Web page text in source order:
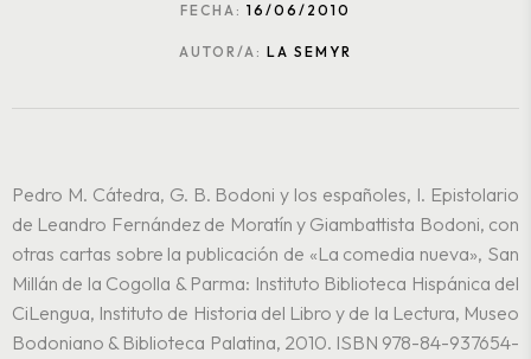
FECHA: 16/06/2010
AUTOR/A: LA SEMYR
Pedro M. Cátedra, G. B. Bodoni y los españoles, I. Epistolario
de Leandro Fernández de Moratín y Giambattista Bodoni, con
otras cartas sobre la publicación de «La comedia nueva», San
Millán de la Cogolla & Parma: Instituto Biblioteca Hispánica del
CiLengua, Instituto de Historia del Libro y de la Lectura, Museo
Bodoniano & Biblioteca Palatina, 2010. ISBN 978-84-937654-